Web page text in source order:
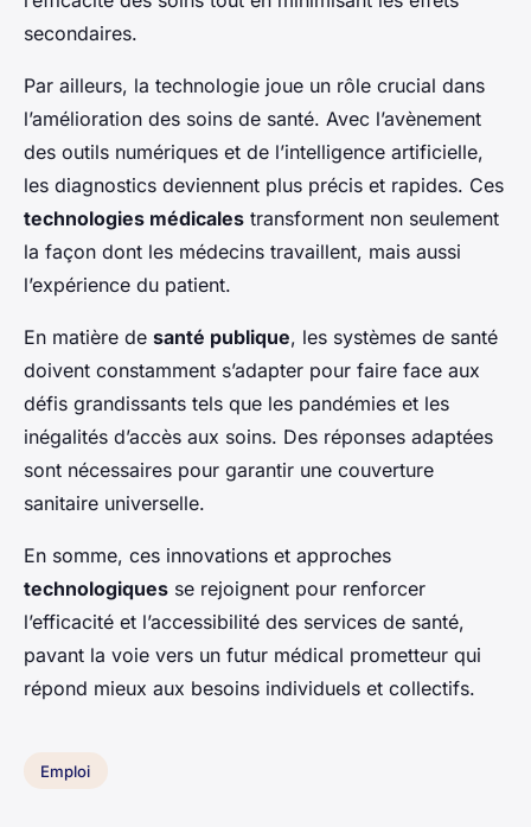
secondaires.
Par ailleurs, la technologie joue un rôle crucial dans
l’amélioration des soins de santé. Avec l’avènement
des outils numériques et de l’intelligence artificielle,
les diagnostics deviennent plus précis et rapides. Ces
technologies médicales transforment non seulement
la façon dont les médecins travaillent, mais aussi
l’expérience du patient.
En matière de santé publique, les systèmes de santé
doivent constamment s’adapter pour faire face aux
défis grandissants tels que les pandémies et les
inégalités d’accès aux soins. Des réponses adaptées
sont nécessaires pour garantir une couverture
sanitaire universelle.
En somme, ces innovations et approches
technologiques se rejoignent pour renforcer
l’efficacité et l’accessibilité des services de santé,
pavant la voie vers un futur médical prometteur qui
répond mieux aux besoins individuels et collectifs.
Emploi